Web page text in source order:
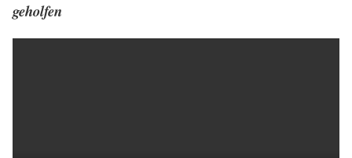
geholfen